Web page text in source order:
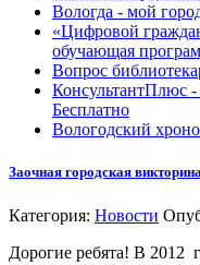
Вологда - мой
«Цифровой
обучающая
Вопрос
КонсультантПлюс -
Бесплатно
Вологодский
Заочная городская
Категория: Новости
Дорогие ребята! В 2012